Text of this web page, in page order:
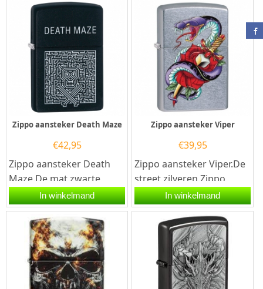
Zippo aansteker Death Maze
€42,95
Zippo aansteker Death
Maze.De mat zwarte
Zippo aansteker is aan de
voorzijde voorzien van
een...
In winkelmand
Zippo aansteker Viper
€39,95
Zippo aansteker Viper.De
street zilveren Zippo
aansteker is aan de
voorzijde voorzien van
In winkelmand